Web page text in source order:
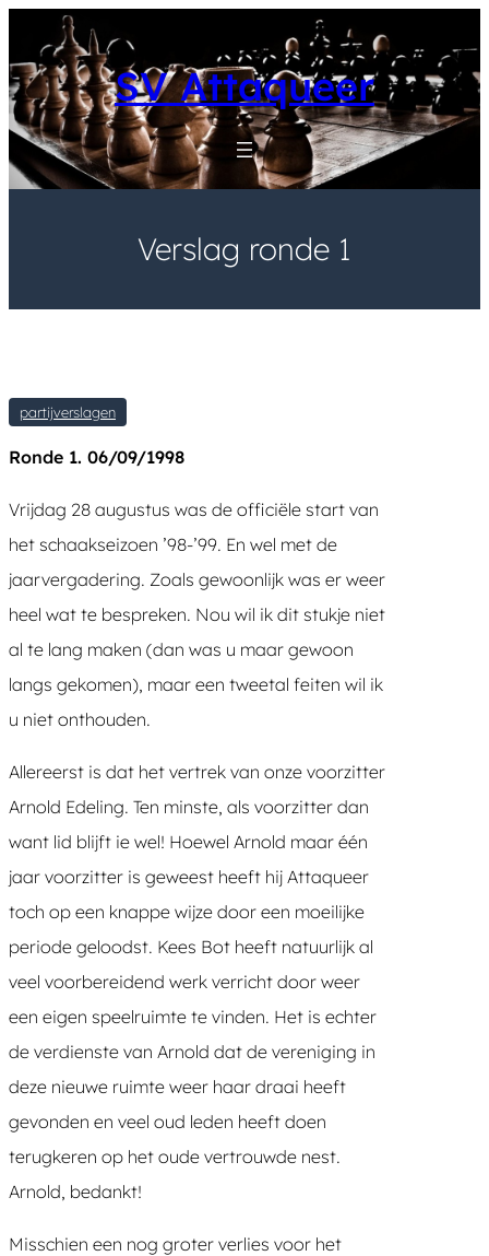
content
SV Attaqueer
Verslag ronde 1
partijverslagen
Ronde 1. 06/09/1998
Vrijdag 28 augustus was de officiële start van
het schaakseizoen ’98-’99. En wel met de
jaarvergadering. Zoals gewoonlijk was er weer
heel wat te bespreken. Nou wil ik dit stukje niet
al te lang maken (dan was u maar gewoon
langs gekomen), maar een tweetal feiten wil ik
u niet onthouden.
Allereerst is dat het vertrek van onze voorzitter
Arnold Edeling. Ten minste, als voorzitter dan
want lid blijft ie wel! Hoewel Arnold maar één
jaar voorzitter is geweest heeft hij Attaqueer
toch op een knappe wijze door een moeilijke
periode geloodst. Kees Bot heeft natuurlijk al
veel voorbereidend werk verricht door weer
een eigen speelruimte te vinden. Het is echter
de verdienste van Arnold dat de vereniging in
deze nieuwe ruimte weer haar draai heeft
gevonden en veel oud leden heeft doen
terugkeren op het oude vertrouwde nest.
Arnold, bedankt!
Misschien een nog groter verlies voor het